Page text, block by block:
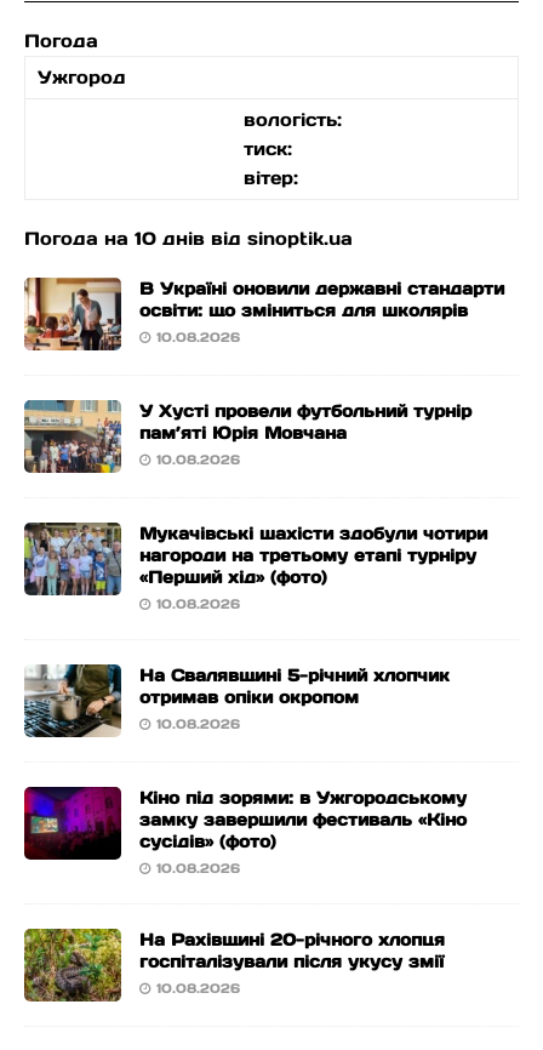
Погода
Ужгород
вологість:
тиск:
вітер:
Погода на 10 днів від sinoptik.ua
В Україні оновили державні стандарти
освіти: що зміниться для школярів
10.08.2026
У Хусті провели футбольний турнір
пам’яті Юрія Мовчана
10.08.2026
Мукачівські шахісти здобули чотири
нагороди на третьому етапі турніру
«Перший хід» (фото)
10.08.2026
На Свалявщині 5-річний хлопчик
отримав опіки окропом
10.08.2026
Кіно під зорями: в Ужгородському
замку завершили фестиваль «Кіно
сусідів» (фото)
10.08.2026
На Рахівщині 20-річного хлопця
госпіталізували після укусу змії
10.08.2026